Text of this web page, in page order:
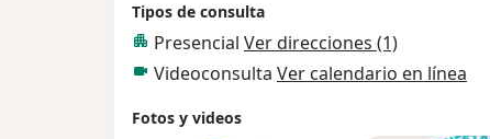
Tipos de consulta
Presencial Ver direcciones (1)
Videoconsulta Ver calendario en línea
Fotos y videos